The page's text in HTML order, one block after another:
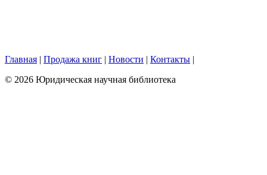
Главная | Продажа книг | Новости | Контакты |
© 2026 Юридическая научная библиотека